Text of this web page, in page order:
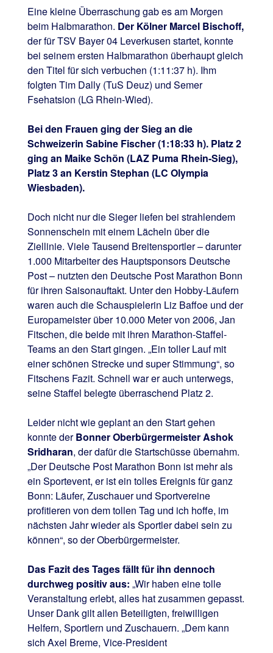
Eine kleine Überraschung gab es am Morgen
beim Halbmarathon. Der Kölner Marcel Bischoff,
der für TSV Bayer 04 Leverkusen startet, konnte
bei seinem ersten Halbmarathon überhaupt gleich
den Titel für sich verbuchen (1:11:37 h). Ihm
folgten Tim Dally (TuS Deuz) und Semer
Fsehatsion (LG Rhein-Wied).
Bei den Frauen ging der Sieg an die
Schweizerin Sabine Fischer (1:18:33 h). Platz 2
ging an Maike Schön (LAZ Puma Rhein-Sieg),
Platz 3 an Kerstin Stephan (LC Olympia
Wiesbaden).
Doch nicht nur die Sieger liefen bei strahlendem
Sonnenschein mit einem Lächeln über die
Ziellinie. Viele Tausend Breitensportler – darunter
1.000 Mitarbeiter des Hauptsponsors Deutsche
Post – nutzten den Deutsche Post Marathon Bonn
für ihren Saisonauftakt. Unter den Hobby-Läufern
waren auch die Schauspielerin Liz Baffoe und der
Europameister über 10.000 Meter von 2006, Jan
Fitschen, die beide mit ihren Marathon-Staffel-
Teams an den Start gingen. „Ein toller Lauf mit
einer schönen Strecke und super Stimmung“, so
Fitschens Fazit. Schnell war er auch unterwegs,
seine Staffel belegte überraschend Platz 2.
Leider nicht wie geplant an den Start gehen
konnte derBonner Oberbürgermeister Ashok
Sridharan, der dafür die Startschüsse übernahm.
„Der Deutsche Post Marathon Bonn ist mehr als
ein Sportevent, er ist ein tolles Ereignis für ganz
Bonn: Läufer, Zuschauer und Sportvereine
profitieren von dem tollen Tag und ich hoffe, im
nächsten Jahr wieder als Sportler dabei sein zu
können“, so der Oberbürgermeister.
Das Fazit des Tages fällt für ihn dennoch
durchweg positiv aus: „Wir haben eine tolle
Veranstaltung erlebt, alles hat zusammen gepasst.
Unser Dank gilt allen Beteiligten, freiwilligen
Helfern, Sportlern und Zuschauern. „Dem kann
sich Axel Breme, Vice-President